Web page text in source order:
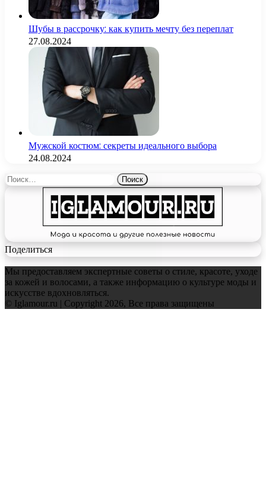
Шубы в рассрочку: как купить мечту без переплат
27.08.2024
Мужской костюм: секреты идеального выбора
24.08.2024
Найти:
Поделиться
Мы предоставляем экспертные советы о стиле, красоте, уходе
за кожей и волосами, а также информацию о культуре моды и
искусстве вдохновляться.
© Iglamour.ru | Copyright 2026, Все права защищены